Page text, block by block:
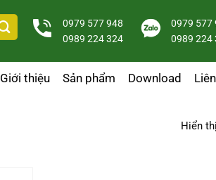
0979 577 948
0989 224 324
0979 577
0989 224
Giới thiệu Sản phẩm Download
Hiển